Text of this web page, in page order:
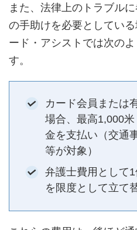
また、法律上のトラブル
の手助けを必要としてい
ード・アシストでは次の
す。
カード会員または
場合、最高1,000
金を支払い（交通
等が対象）
弁護士費用として
を限度として立て